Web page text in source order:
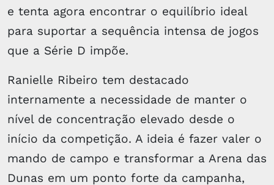
e tenta agora encontrar o equilíbrio ideal
para suportar a sequência intensa de jogos
que a Série D impõe.
Ranielle Ribeiro tem destacado
internamente a necessidade de manter o
nível de concentração elevado desde o
início da competição. A ideia é fazer valer o
mando de campo e transformar a Arena das
Dunas em um ponto forte da campanha,